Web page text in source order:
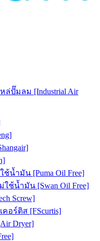
ปั๊มลม [Industrial Air
น้ำมัน [Puma Oil Free]
ช้น้ำมัน [Swan Oil Free]
Screw]
อร์ติส [FScurtis]
Dryer]